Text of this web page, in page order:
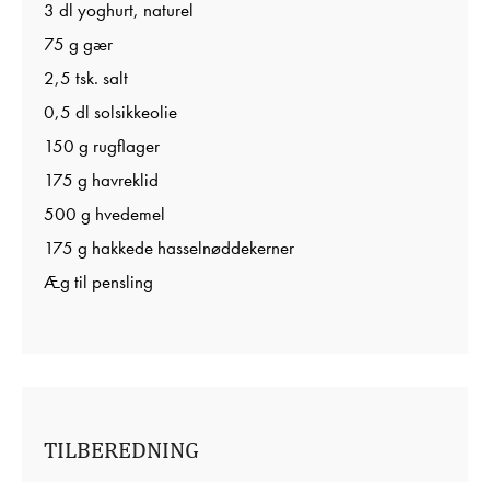
3 dl yoghurt, naturel
75 g gær
2,5 tsk. salt
0,5 dl solsikkeolie
150 g rugflager
175 g havreklid
500 g hvedemel
175 g hakkede hasselnøddekerner
Æg til pensling
TILBEREDNING